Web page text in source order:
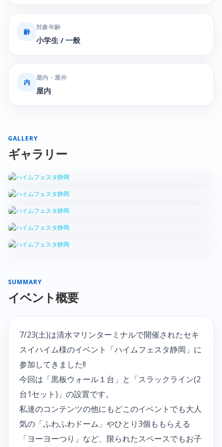
齢
対象年齢
小学生 / 一般
内
屋内・屋外
屋内
GALLERY
ギャラリー
SUMMARY
イベント概要
7/23(土)は清水マリンターミナルで開催されたセキ
スイハイム様のイベント「ハイムフェスタ静岡」に
参加してきました!!
今回は「黒板ウォール１台」と「スラックライン(2
台1セット)」の設置です。
私達のコンテンツの他にもどこのイベントでも大人
気の「ふわふわドーム」やひとり3個ももらえる
「ヨーヨーつり」など、限られたスペースでもお子